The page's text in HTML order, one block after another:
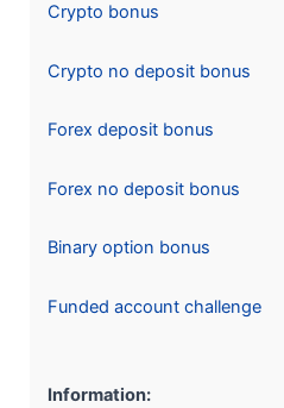
Crypto bonus
Crypto no deposit bonus
Forex deposit bonus
Forex no deposit bonus
Binary option bonus
Funded account challenge
Information: